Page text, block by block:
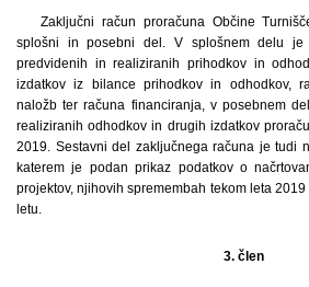
Zaključni račun proračuna Občine
splošni in posebni del. V splošnem delu je
predvidenih in realiziranih prihodkov in
izdatkov iz bilance prihodkov in odhodkov,
naložb ter računa financiranja, v posebnem
realiziranih odhodkov in drugih izdatkov
2019. Sestavni del zaključnega računa je tudi
katerem je podan prikaz podatkov o
projektov, njihovih spremembah tekom leta
letu.
3. člen